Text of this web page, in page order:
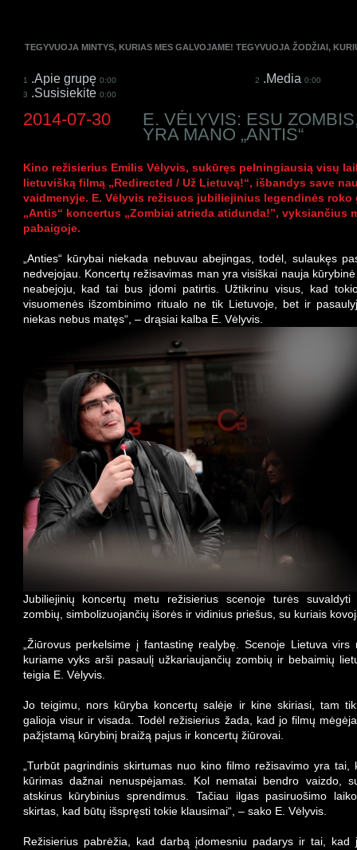
TEGYVUOJA MINTYS, KURIAS MES GALVOJAME! TEGYVUOJA ŽODŽIAI,
1 .Apie grupę 0:00 2 .Media 0:00
3 .Susisiekite 0:00
2014-07-30 E. VĖLYVIS: ESU
YRA MANO „ANTIS“
Kino režisierius Emilis Vėlyvis, sukūręs pelningiausią visų
lietuvišką filmą „Redirected / Už Lietuvą!“, išbandys save
vaidmenyje. E. Vėlyvis režisuos jubiliejinius legendinės roko
„Antis“ koncertus „Zombiai atrieda atidunda!”, vyksiančius
pabaigoje.
„Anties“ kūrybai niekada nebuvau abejingas, todėl, sulaukęs
nedvejojau. Koncertų režisavimas man yra visiškai nauja
neabejoju, kad tai bus įdomi patirtis. Užtikrinu visus, kad
visuomenės išzombinimo ritualo ne tik Lietuvoje, bet ir
niekas nebus matęs“, – drąsiai kalba E. Vėlyvis.
Jubiliejinių koncertų metu režisierius scenoje turės suvaldyti
zombių, simbolizuojančių išorės ir vidinius priešus, su kuriais
„Žiūrovus perkelsime į fantastinę realybę. Scenoje Lietuva virs
kuriame vyks arši pasaulį užkariaujančių zombių ir bebaimių
teigia E. Vėlyvis.
Jo teigimu, nors kūryba koncertų salėje ir kine skiriasi, tam
galioja visur ir visada. Todėl režisierius žada, kad jo filmų
pažįstamą kūrybinį braižą pajus ir koncertų žiūrovai.
„Turbūt pagrindinis skirtumas nuo kino filmo režisavimo yra tai,
kūrimas dažnai nenuspėjamas. Kol nematai bendro vaizdo,
atskirus kūrybinius sprendimus. Tačiau ilgas pasiruošimo
skirtas, kad būtų išspręsti tokie klausimai“, – sako E. Vėlyvis.
Režisierius pabrėžia, kad darbą įdomesniu padarys ir tai, kad